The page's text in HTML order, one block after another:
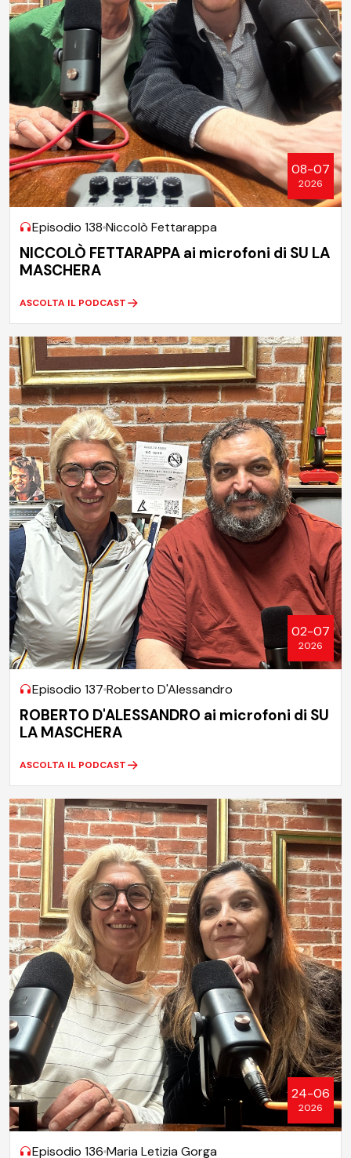
08-07
2026
Episodio 138 Niccolò Fettarappa
NICCOLÒ FETTARAPPA ai microfoni di SU LA
MASCHERA
ASCOLTA IL PODCAST
02-07
2026
Episodio 137 Roberto D'Alessandro
ROBERTO D'ALESSANDRO ai microfoni di SU
LA MASCHERA
ASCOLTA IL PODCAST
24-06
2026
Episodio 136 Maria Letizia Gorga